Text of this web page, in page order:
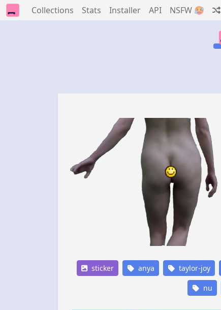
Collections Stats Installer API NSFW 🥵
sticker anya taylor-joy
nu